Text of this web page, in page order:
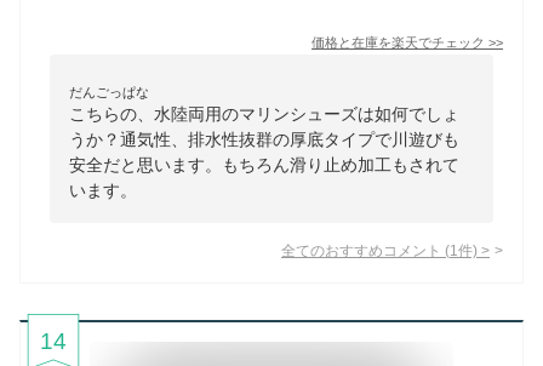
価格と在庫を楽天でチェック >>
だんごっぱな
こちらの、水陸両用のマリンシューズは如何でしょ
うか？通気性、排水性抜群の厚底タイプで川遊びも
安全だと思います。もちろん滑り止め加工もされて
います。
全てのおすすめコメント (1 件) >
14